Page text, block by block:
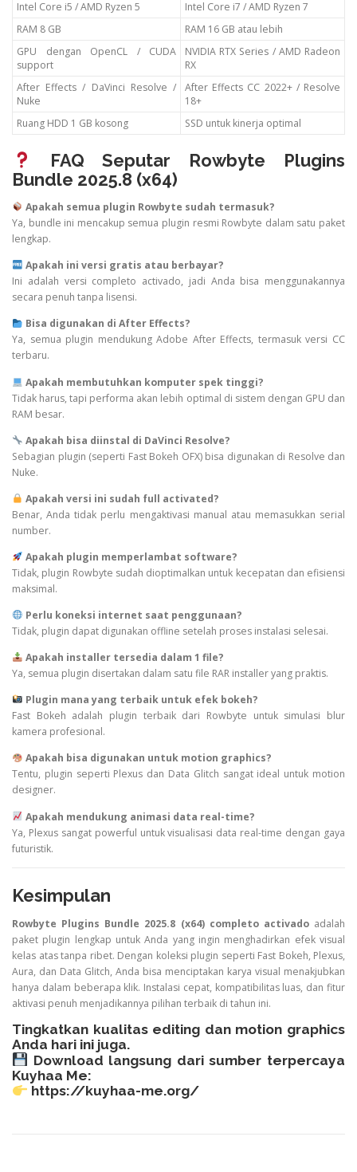
Intel Core i5 / AMD Ryzen 5
Intel Core i7 / AMD Ryzen 7
RAM 8 GB
RAM 16 GB atau lebih
GPU dengan OpenCL / CUDA
support
NVIDIA RTX Series / AMD Radeon
RX
After Effects / DaVinci Resolve /
Nuke
After Effects CC 2022+ / Resolve
18+
Ruang HDD 1 GB kosong
SSD untuk kinerja optimal
FAQ Seputar Rowbyte Plugins
Bundle 2025.8 (x64)
Apakah semua plugin Rowbyte sudah termasuk?
Ya, bundle ini mencakup semua plugin resmi Rowbyte dalam satu paket
lengkap.
Apakah ini versi gratis atau berbayar?
Ini adalah versi completo activado, jadi Anda bisa menggunakannya
secara penuh tanpa lisensi.
Bisa digunakan di After Effects?
Ya, semua plugin mendukung Adobe After Effects, termasuk versi CC
terbaru.
Apakah membutuhkan komputer spek tinggi?
Tidak harus, tapi performa akan lebih optimal di sistem dengan GPU dan
RAM besar.
Apakah bisa diinstal di DaVinci Resolve?
Sebagian plugin (seperti Fast Bokeh OFX) bisa digunakan di Resolve dan
Nuke.
Apakah versi ini sudah full activated?
Benar, Anda tidak perlu mengaktivasi manual atau memasukkan serial
number.
Apakah plugin memperlambat software?
Tidak, plugin Rowbyte sudah dioptimalkan untuk kecepatan dan efisiensi
maksimal.
Perlu koneksi internet saat penggunaan?
Tidak, plugin dapat digunakan offline setelah proses instalasi selesai.
Apakah installer tersedia dalam 1 file?
Ya, semua plugin disertakan dalam satu file RAR installer yang praktis.
Plugin mana yang terbaik untuk efek bokeh?
Fast Bokeh adalah plugin terbaik dari Rowbyte untuk simulasi blur
kamera profesional.
Apakah bisa digunakan untuk motion graphics?
Tentu, plugin seperti Plexus dan Data Glitch sangat ideal untuk motion
designer.
Apakah mendukung animasi data real-time?
Ya, Plexus sangat powerful untuk visualisasi data real-time dengan gaya
futuristik.
Kesimpulan
Rowbyte Plugins Bundle 2025.8 (x64) completo activadoadalah
paket plugin lengkap untuk Anda yang ingin menghadirkan efek visual
kelas atas tanpa ribet. Dengan koleksi plugin seperti Fast Bokeh, Plexus,
Aura, dan Data Glitch, Anda bisa menciptakan karya visual menakjubkan
hanya dalam beberapa klik. Instalasi cepat, kompatibilitas luas, dan fitur
aktivasi penuh menjadikannya pilihan terbaik di tahun ini.
Tingkatkan kualitas editing dan motion graphics
Anda hari ini juga.
Download langsung dari sumber terpercaya
Kuyhaa Me:
https://kuyhaa-me.org/